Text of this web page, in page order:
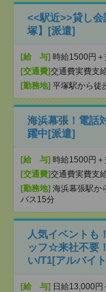
<<駅近>>貸し
塚】[派遣]
[給 与] 時給1500円
[交通費]交通費実費支
[勤務地] 平塚駅から徒
海浜幕張！電話
躍中[派遣]
[給 与] 時給1500円
[交通費]交通費実費支
[勤務地] 海浜幕張駅か
バス15分
人気イベントも
ッフ☆来社不要
い/T1[アルバイ
[給 与] 日給13,000円